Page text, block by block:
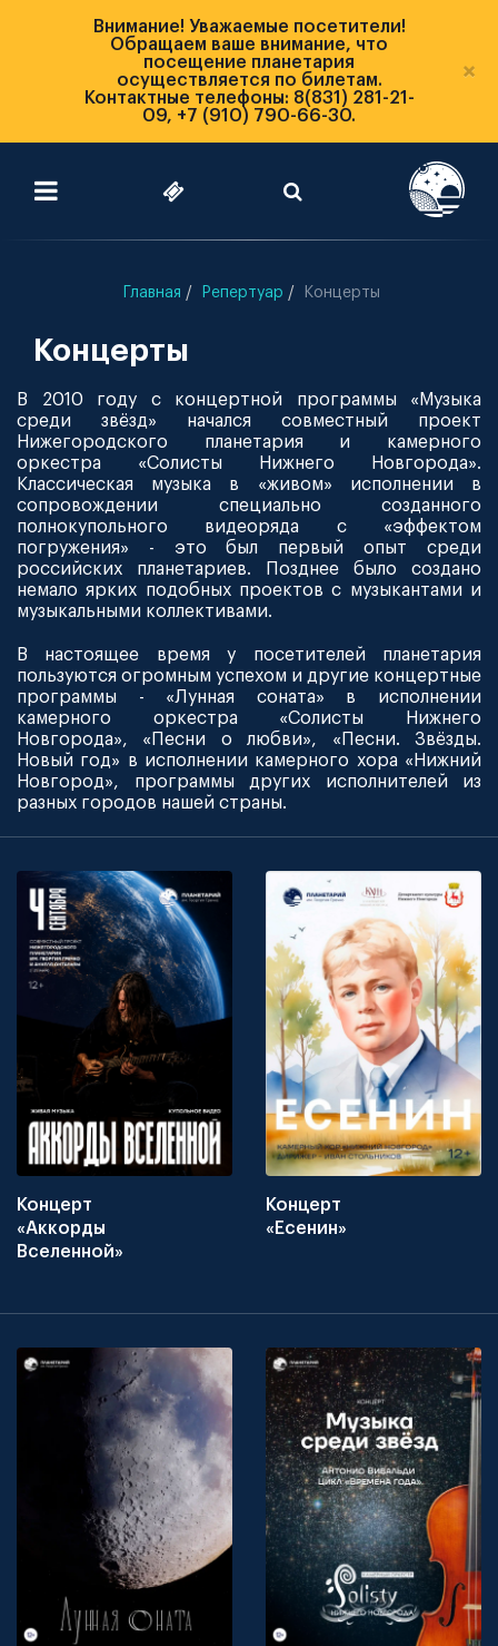
Внимание! Уважаемые посетители!
Обращаем ваше внимание, что
посещение планетария
осуществляется по билетам.
Контактные телефоны: 8(831) 281-21-
09, +7 (910) 790-66-30.
×
Главная Репертуар Концерты
Концерты
В 2010 году с концертной программы «Музыка
среди звёзд» начался совместный проект
Нижегородского планетария и камерного
оркестра «Солисты Нижнего Новгорода».
Классическая музыка в «живом» исполнении в
сопровождении специально созданного
полнокупольного видеоряда с «эффектом
погружения» - это был первый опыт среди
российских планетариев. Позднее было создано
немало ярких подобных проектов с музыкантами и
музыкальными коллективами.
В настоящее время у посетителей планетария
пользуются огромным успехом и другие концертные
программы - «Лунная соната» в исполнении
камерного оркестра «Солисты Нижнего
Новгорода», «Песни о любви», «Песни. Звёзды.
Новый год» в исполнении камерного хора «Нижний
Новгород», программы других исполнителей из
разных городов нашей страны.
Концерт
«Аккорды
Вселенной»
Концерт
«Есенин»